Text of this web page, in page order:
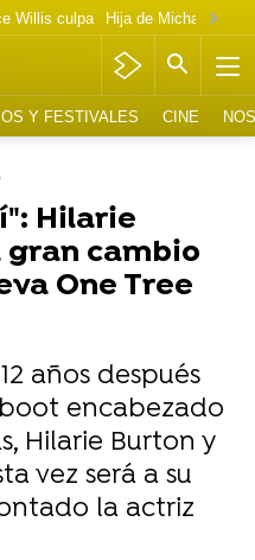
Willis culpa
Y FESTIVALES CINE
Hilarie
gran cambio
One Tree
años después
encabezado
Hilarie Burton y
vez será a su
la actriz